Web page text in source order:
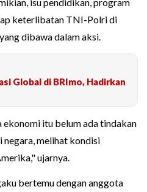
keterlibatan TNI-Polri di
dibawa dalam aksi.
Global di BRImo, Hadirkan
ekonomi itu belum ada tindakan
negara, melihat kondisi
ujarnya.
bertemu dengan anggota